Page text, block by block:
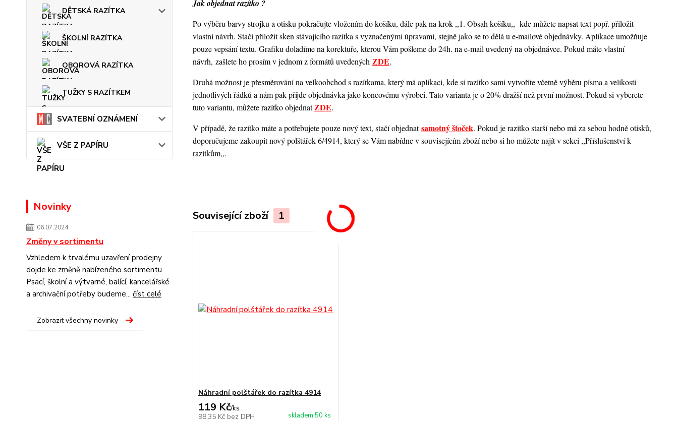
DĚTSKÁ RAZÍTKA
ŠKOLNÍ RAZÍTKA
OBOROVÁ RAZÍTKA
TUŽKY S RAZÍTKEM
SVATEBNÍ OZNÁMENÍ
VŠE Z PAPÍRU
Novinky
06.07.2024
Změny v sortimentu
Vzhledem k trvalému uzavření prodejny
dojde ke změně nabízeného sortimentu.
Psací, školní a výtvarné, balící, kancelářské
a archivační potřeby budeme... číst celé
Zobrazit všechny novinky
Jak objednat razítko ?
Po výběru barvy strojku a otisku pokračujte vložením do košíku, dále pak na krok ,,1. Obsah košíku,, kde můžete napsat text popř. přiložit
vlastní návrh. Stačí přiložit sken stávajícího razítka s vyznačenými úpravami, stejně jako se to dělá u e-mailové objednávky. Aplikace umožňuje
pouze vepsání textu. Grafiku doladíme na korektuře, kterou Vám pošleme do 24h. na e-mail uvedený na objednávce. Pokud máte vlastní
návrh, zašlete ho prosím v jednom z formátů uvedených ZDE.
Druhá možnost je přesměrování na velkoobchod s razítkama, který má aplikaci, kde si razítko sami vytvoříte včetně výběru písma a velikosti
jednotlivých řádků a nám pak přijde objednávka jako koncovému výrobci. Tato varianta je o 20% dražší než první možnost. Pokud si vyberete
tuto variantu, můžete razítko objednatZDE.
V případě, že razítko máte a potřebujete pouze nový text, stačí objednatsamotný štoček. Pokud je razítko starší nebo má za sebou hodně otisků,
doporučujeme zakoupit nový polštářek 6/4914, který se Vám nabídne v souvisejícím zboží nebo si ho můžete najít v sekci ,,Příslušenství k
razítkům,,.
Související zboží 1
Náhradní polštářek do razítka 4914
119 Kč/ks
98,35 Kč bez DPH skladem 50 ks